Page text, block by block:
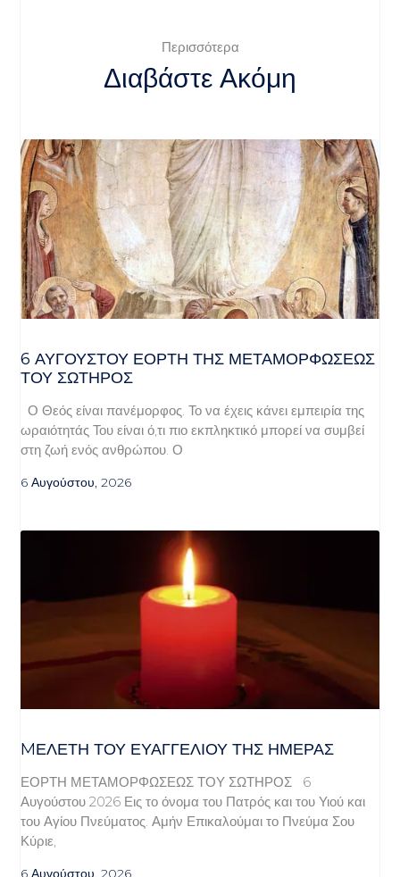
Περισσότερα
Διαβάστε Ακόμη
6 ΑΥΓΟΥΣΤΟΥ ΕΟΡΤΗ ΤΗΣ ΜΕΤΑΜΟΡΦΩΣΕΩΣ
ΤΟΥ ΣΩΤΗΡΟΣ
Ο Θεός είναι πανέμορφος. Το να έχεις κάνει εμπειρία της
ωραιότητάς Του είναι ό,τι πιο εκπληκτικό μπορεί να συμβεί
στη ζωή ενός ανθρώπου. Ο
6 Αυγούστου, 2026
MΕΛΈΤΗ ΤΟΥ ΕΥΑΓΓΕΛΊΟΥ ΤΗΣ ΗΜΈΡΑΣ
ΕΟΡΤΗ ΜΕΤΑΜΟΡΦΩΣΕΩΣ ΤΟΥ ΣΩΤΗΡΟΣ 6
Αυγούστου 2026 Εις το όνομα του Πατρός και του Υιού και
του Αγίου Πνεύματος. Αμήν Επικαλούμαι το Πνεύμα Σου
Κύριε,